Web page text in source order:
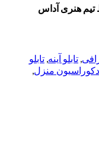
تیم هنری آداس
, تابلو آینه, تابلو
دکوراسیون منزل,